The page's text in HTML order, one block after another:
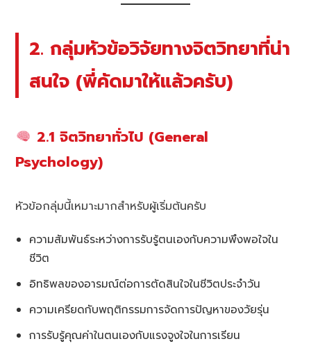
2. กลุ่มหัวข้อวิจัยทางจิตวิทยาที่น่า
สนใจ (พี่คัดมาให้แล้วครับ)
2.1 จิตวิทยาทั่วไป (General
Psychology)
หัวข้อกลุ่มนี้เหมาะมากสำหรับผู้เริ่มต้นครับ
ความสัมพันธ์ระหว่างการรับรู้ตนเองกับความพึงพอใจใน
ชีวิต
อิทธิพลของอารมณ์ต่อการตัดสินใจในชีวิตประจำวัน
ความเครียดกับพฤติกรรมการจัดการปัญหาของวัยรุ่น
การรับรู้คุณค่าในตนเองกับแรงจูงใจในการเรียน